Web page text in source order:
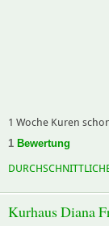
1 Woche Kuren
1 Bewertung
Kurhaus Diana